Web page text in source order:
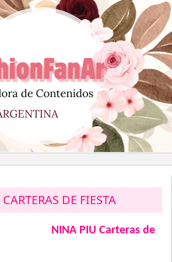
CARTERAS DE FIESTA
NINA PIU Carteras de